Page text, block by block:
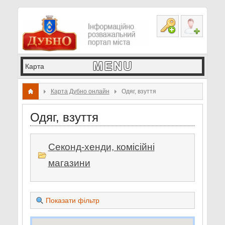
Карта Дубно онлайн Одяг, взуття
Одяг, взуття
Секонд-хенди, комісійні
магазини
Показати фільтр